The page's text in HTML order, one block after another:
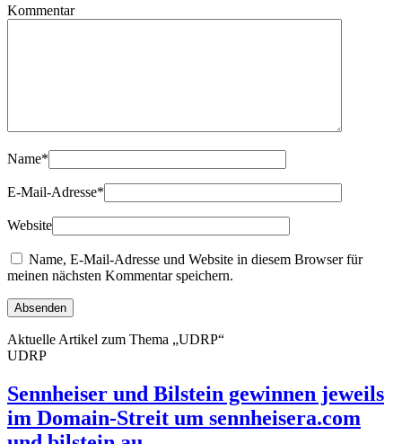
Kommentar
Name*
E-Mail-Adresse*
Website
Name, E-Mail-Adresse und Website in diesem Browser für
meinen nächsten Kommentar speichern.
Aktuelle Artikel zum Thema „UDRP“
UDRP
Sennheiser und Bilstein gewinnen jeweils
im Domain-Streit um sennheisera.com